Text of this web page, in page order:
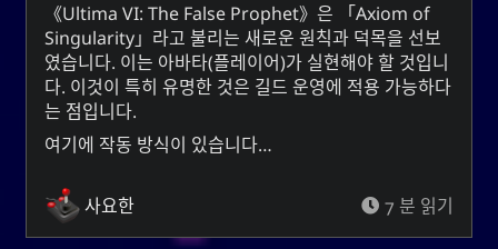
Ultima VI: The False Prophet
은
Axiom of
Singularity
라고 불리는 새로운 원칙과 덕목을 선보
였습니다. 이는 아바타(플레이어)가 실현해야 할 것입니
다. 이것이 특히 유명한 것은 길드 운영에 적용 가능하다
는 점입니다.
여기에 작동 방식이 있습니다…
사요한 7 분 읽기
한자
紀
는 기록하고, 단련되고, 질서를 제공하는 것
을 의미합니다. 한글과 동등한 것인
키
는 에너지, 정
신, 기치, 기간을 의미하고, 동명사나 부정명사를 만드는
주의사항 : 네이버 파파고 신경번역